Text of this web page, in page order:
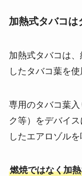
加熱式タバコは
加熱式タバコは
したタバコ葉を
専用のタバコ葉
ク等）をデバイ
したエアロゾルを
燃焼ではなく加